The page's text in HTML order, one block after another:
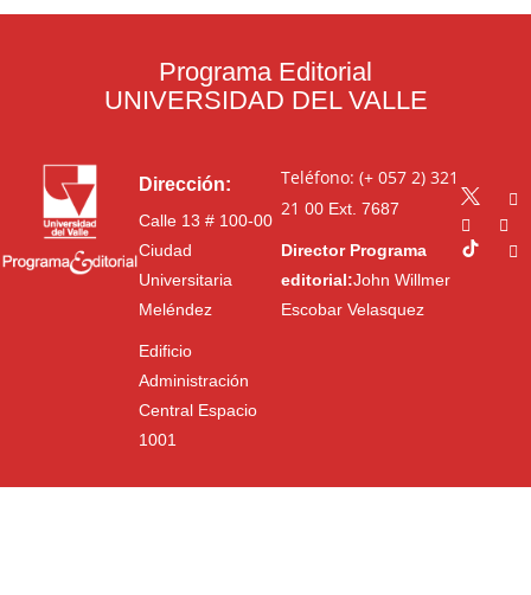
Programa Editorial
UNIVERSIDAD DEL VALLE
Dirección:
Calle 13 # 100-00
Ciudad
Universitaria
Meléndez
Edificio
Administración
Central Espacio
1001
Teléfono: (+ 057 2) 321
21 00Ext. 7687
Director Programa
editorial:John Willmer
Escobar Velasquez